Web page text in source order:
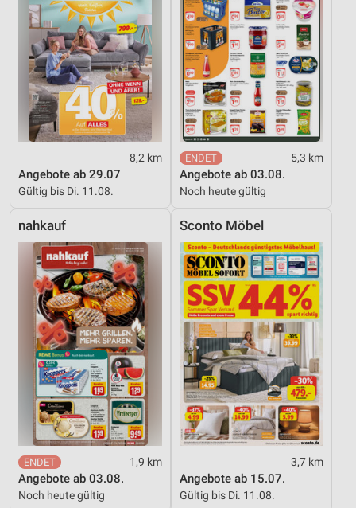
8,2 km
Angebote ab 29.07
Gültig bis Di. 11.08.
5,3 km
Angebote ab 03.08.
Noch heute gültig
nahkauf
1,9 km
Angebote ab 03.08.
Noch heute gültig
Sconto Möbel
3,7 km
Angebote ab 15.07.
Gültig bis Di. 11.08.